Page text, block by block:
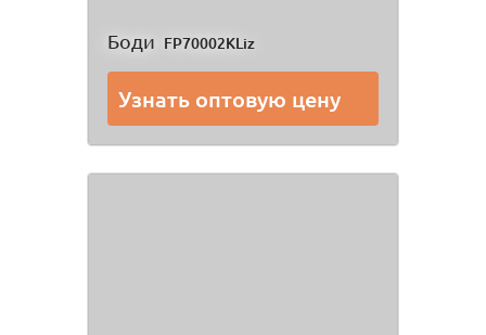
Боди FP70002KLiz
Узнать оптовую цену